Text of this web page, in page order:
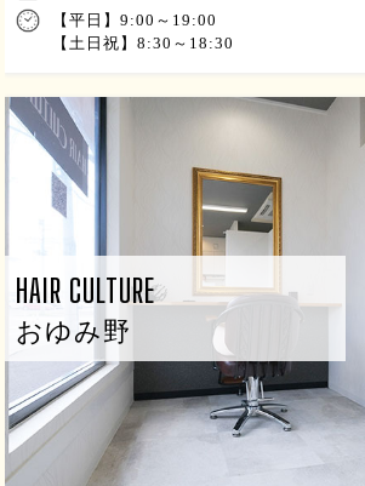
【平日】9:00～19:00
【土日祝】8:30～18:30
HAIR CULTURE
おゆみ野